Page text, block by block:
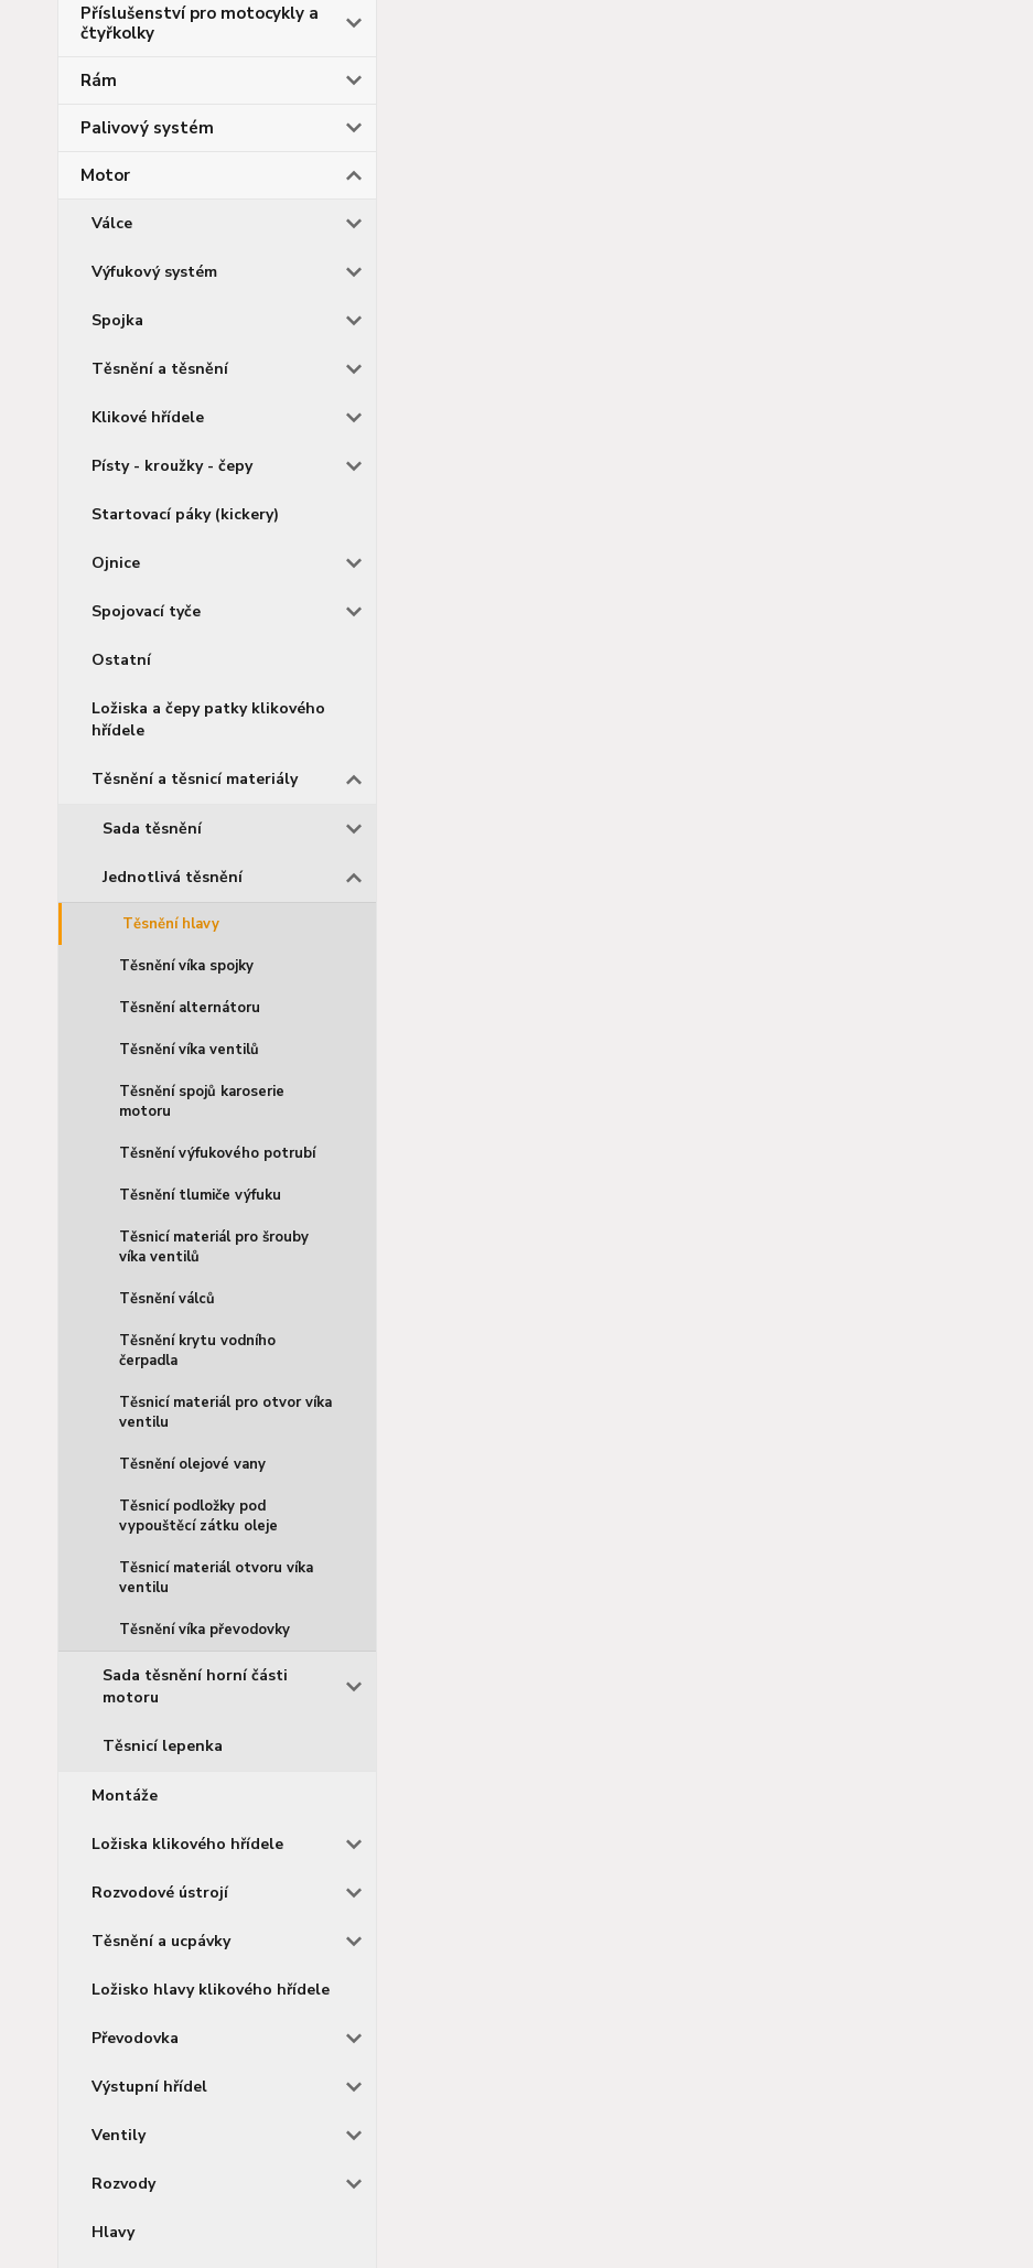
Příslušenství pro motocykly a
čtyřkolky
Rám
Palivový systém
Motor
Válce
Výfukový systém
Spojka
Těsnění a těsnění
Klikové hřídele
Písty - kroužky - čepy
Startovací páky (kickery)
Ojnice
Spojovací tyče
Ostatní
Ložiska a čepy patky klikového
hřídele
Těsnění a těsnicí materiály
Sada těsnění
Jednotlivá těsnění
Těsnění hlavy
Těsnění víka spojky
Těsnění alternátoru
Těsnění víka ventilů
Těsnění spojů karoserie
motoru
Těsnění výfukového potrubí
Těsnění tlumiče výfuku
Těsnicí materiál pro šrouby
víka ventilů
Těsnění válců
Těsnění krytu vodního
čerpadla
Těsnicí materiál pro otvor víka
ventilu
Těsnění olejové vany
Těsnicí podložky pod
vypouštěcí zátku oleje
Těsnicí materiál otvoru víka
ventilu
Těsnění víka převodovky
Sada těsnění horní části
motoru
Těsnicí lepenka
Montáže
Ložiska klikového hřídele
Rozvodové ústrojí
Těsnění a ucpávky
Ložisko hlavy klikového hřídele
Převodovka
Výstupní hřídel
Ventily
Rozvody
Hlavy